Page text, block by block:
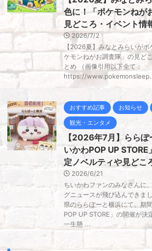
色に！「ポケモンねが
見どころ・イベント情
2026/7/2
【2026夏】みなとみらいが
ケモンねがお調査隊」の見ど
とめ （画像引用以下全て：
https://
おすすめ記事 お知らせ
観光・エンタメ
【2026年7月】らら
いかわPOP UP
定ノベルティや見どこ
2026/6/21
ちいかわファンのみなさんに
グニュースが飛び込んできま
県のららぽーと横浜にて、期
POP UP STORE」の開催が決
一生懸 ...